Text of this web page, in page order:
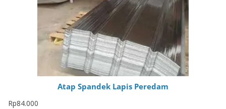
Atap Spandek Lapis Peredam
Rp84.000